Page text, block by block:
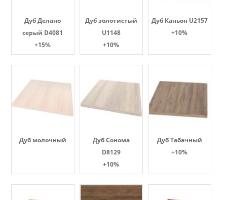
Дуб Делано
серый D4081
+15%
Дуб золотистый
U1148
+10%
Дуб Каньон U2157
+10%
Дуб молочный
Дуб Сонома
D8129
+10%
Дуб Табачный
+10%